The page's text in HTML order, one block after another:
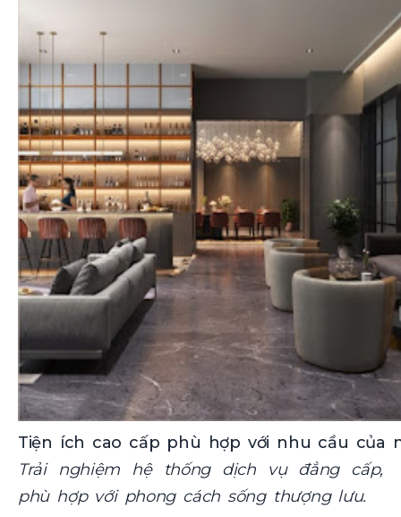
Tiện ích cao cấp phù hợp với nhu cầu của
Trải nghiệm hệ thống dịch vụ đẳng cấp,
phù hợp với phong cách sống thượng lưu.